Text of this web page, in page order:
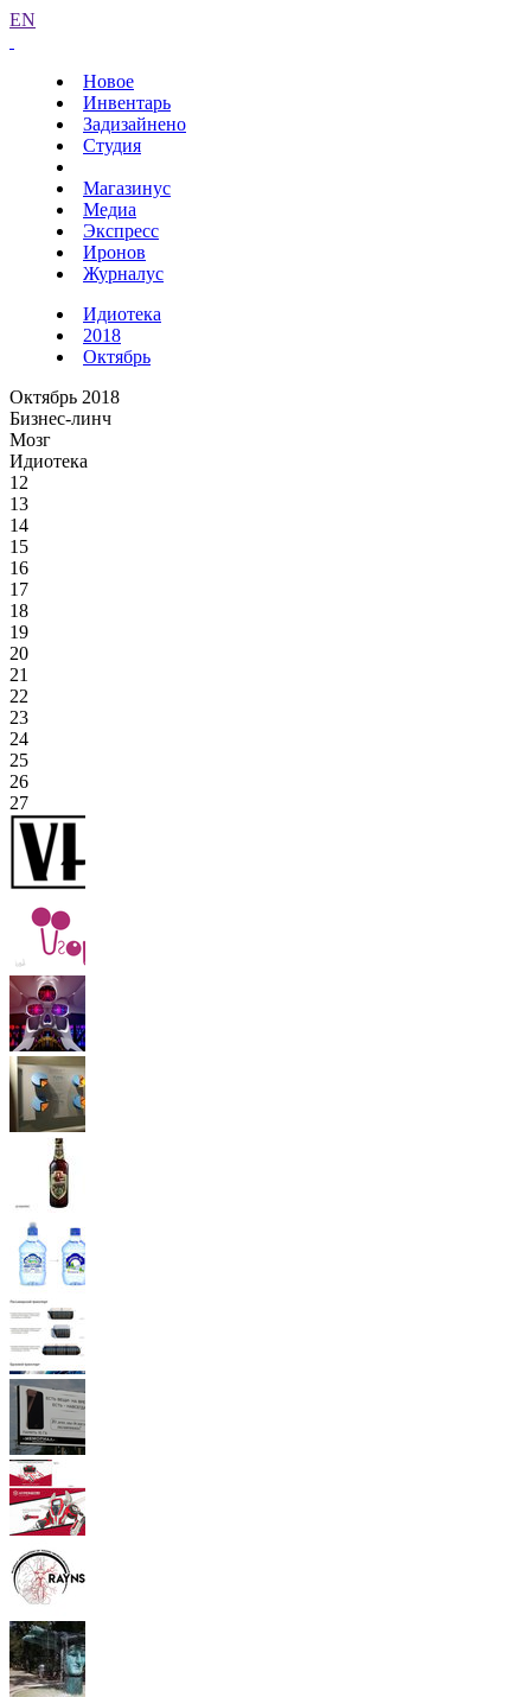
EN
Новое
Инвентарь
Задизайнено
Студия
Магазинус
Медиа
Экспресс
Иронов
Журналус
Идиотека
2018
Октябрь
Октябрь 2018
Бизнес-линч
Мозг
Идиотека
12
13
14
15
16
17
18
19
20
21
22
23
24
25
26
27